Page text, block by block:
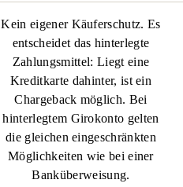
Kein eigener Käuferschutz. Es
entscheidet das hinterlegte
Zahlungsmittel: Liegt eine
Kreditkarte dahinter, ist ein
Chargeback möglich. Bei
hinterlegtem Girokonto gelten
die gleichen eingeschränkten
Möglichkeiten wie bei einer
Banküberweisung.